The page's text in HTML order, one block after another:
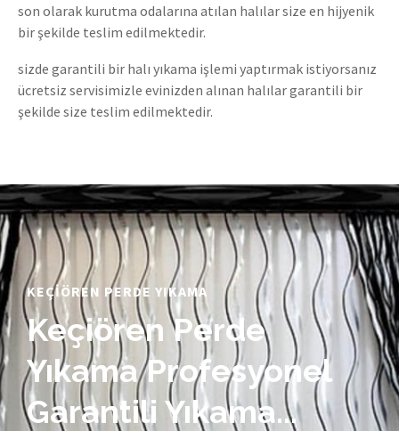
son olarak kurutma odalarına atılan halılar size en hijyenik
bir şekilde teslim edilmektedir.
sizde garantili bir halı yıkama işlemi yaptırmak istiyorsanız
ücretsiz servisimizle evinizden alınan halılar garantili bir
şekilde size teslim edilmektedir.
KEÇIÖREN PERDE YIKAMA
Keçiören Perde
Yıkama Profesyonel
Garantili Yıkama...